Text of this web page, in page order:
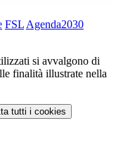
FSL Agenda2030
si avvalgono di
finalità illustrate nella
tutti i cookies